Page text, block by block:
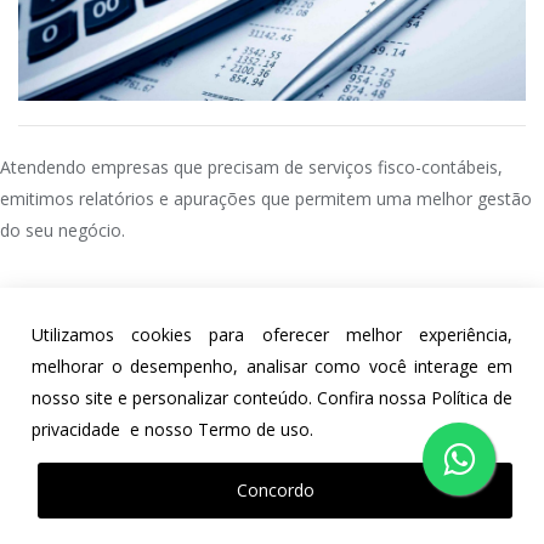
Atendendo empresas que precisam de serviços fisco-contábeis,
emitimos relatórios e apurações que permitem uma melhor gestão
do seu negócio.
© Clézio Contabilidade 2026 - Todos os Direitos Reservados -
Política de PrivacidadeTermo de Uso
Utilizamos cookies para oferecer melhor experiência,
melhorar o desempenho, analisar como você interage em
nosso site e personalizar conteúdo. Confira nossa Política de
privacidade e nosso Termo de uso.
Concordo